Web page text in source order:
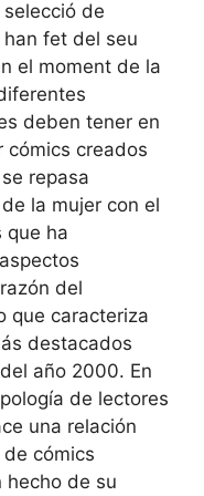
selecció de
fet del seu
el moment de la
deben tener en
cómics creados
repasa
la mujer con el
que ha
del
que caracteriza
destacados
año 2000. En
de lectores
una relación
cómics
hecho de su